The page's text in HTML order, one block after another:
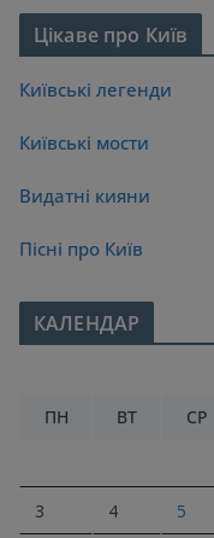
Цікаве про Київ
Київські легенди
Київські мости
Видатні кияни
Пісні про Київ
КАЛЕНДАР
ПН
ВТ СР
3 4 5